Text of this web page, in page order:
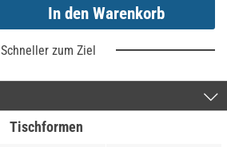
Schneller zum Ziel
Tischformen